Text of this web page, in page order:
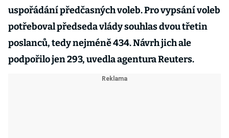
uspořádání předčasných voleb. Pro vypsání voleb
potřeboval předseda vlády souhlas dvou třetin
poslanců, tedy nejméně 434. Návrh jich ale
podpořilo jen 293, uvedla agentura Reuters.